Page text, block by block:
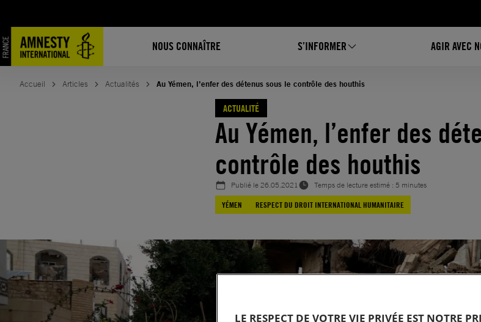
NOUS CONNAÎTRE S’INFORMER AGIR AVEC
contenu
Accueil Articles Actualités Au Yémen, l’enfer des détenus sous le contrôle des houthis
ACTUALITÉ
Au Yémen, l’enfer des
contrôle des houthis
Publié le26.05.2021
Temps de lecture estimé : 5 minutes
YÉMEN
RESPECT DU DROIT INTERNATIONAL HUMANITAIRE
LE RESPECT DE VOTRE VIE PRIVÉE EST NOTRE